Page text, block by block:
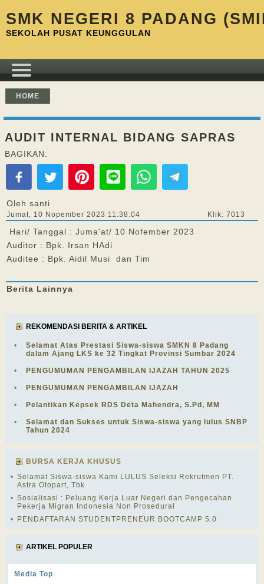
SMK NEGERI 8 PADANG
SEKOLAH PUSAT KEUNGGULAN
HOME
AUDIT INTERNAL BIDANG SAPRAS
BAGIKAN:
Oleh santi
Jumat, 10 Nopember 2023 11:38:04 Klik: 7013
Hari/ Tanggal : Juma'at/ 10 Nofember 2023
Auditor : Bpk. Irsan HAdi
Auditee : Bpk. Aidil Musi dan Tim
Berita Lainnya
REKOMENDASI BERITA & ARTIKEL
•
Selamat Atas Prestasi Siswa-siswa SMKN 8 Padang
dalam Ajang LKS ke 32 Tingkat Provinsi Sumbar 2024
• PENGUMUMAN PENGAMBILAN IJAZAH TAHUN 2025
• PENGUMUMAN PENGAMBILAN IJAZAH
• Pelantikan Kepsek RDS Deta Mahendra, S.Pd, MM
•
Selamat dan Sukses untuk Siswa-siswa yang lulus SNBP
Tahun 2024
BURSA KERJA KHUSUS
• Selamat Siswa-siswa Kami LULUS Seleksi Rekrutmen PT.
Astra Otopart, Tbk
• Sosialisasi : Peluang Kerja Luar Negeri dan Pengecahan
Pekerja Migran Indonesia Non Prosedural
•
PENDAFTARAN STUDENTPRENEUR BOOTCAMP 5.0
ARTIKEL POPULER
Media Top